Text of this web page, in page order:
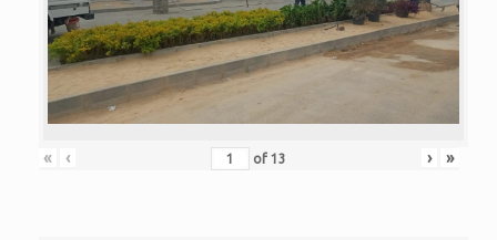
« ‹ of 13 › »